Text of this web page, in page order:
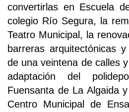
convertirlas en Escuela
colegio Río Segura, la
Teatro Municipal, la
barreras arquitectónicas
de una veintena de calles
adaptación del
Fuensanta de La Algaida
Centro Municipal de